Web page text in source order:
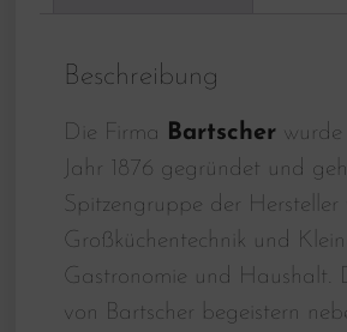
Beschreibung
Die Firma Bartscher
Jahr 1876 gegründet und
Spitzengruppe der Hersteller
Großküchentechnik und
Gastronomie und Haushalt.
von Bartscher begeistern